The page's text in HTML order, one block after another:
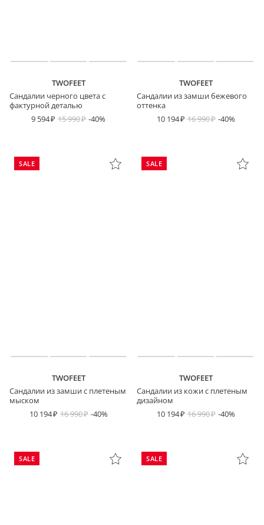
TWOFEET
Сандалии черного цвета с
фактурной деталью
9 594
15 990 -40%
TWOFEET
Сандалии из замши бежевого
оттенка
10 194
16 990 -40%
SALE
TWOFEET
Сандалии из замши с плетеным
мыском
10 194
16 990 -40%
SALE
TWOFEET
Сандалии из кожи с плетеным
дизайном
10 194
16 990 -40%
SALE SALE